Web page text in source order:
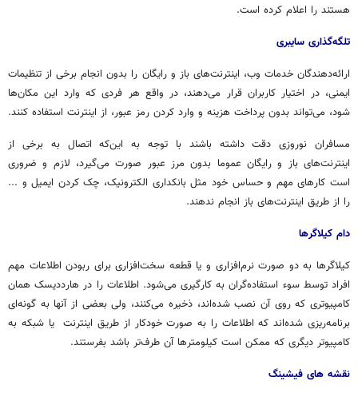
هستند را اعلام کرده است.
تلگه‌گذاری سایبری
ارائه‌دهندگان خدمات وب، اینترنت‌های باز و رایگان را بدون انجام برخی از تنظیمات
ایمنی، در اختیار کاربران قرار می‌دهند، در واقع هر فردی که وارد این مکان‌ها
شود، می‌تواند بدون پرداخت هزینه و وارد کردن رمز عبور، از اینترنت استفاده کنند.
مسافران نوروزی دقت داشته باشند با توجه به این‌که اتصال به برخی از
اینترنت‌های باز و رایگان عموما بدون مرز عبور صورت می‌گیرد، لازم و ضروری
است کارهای مهم و حساس خود مثل بانکداری الکترونیک، چک کردن ایمیل و ...
را از طریق اینترنت‌های باز انجام ندهند.
دام کیلاگرها
کیلاگرها به دو صورت نرم‌افزاری و یا قطعه سخت‌افزاری برای ربودن اطلاعات مهم
افراد توسط سوء استفاده‌گران به کارگیری می‌شود. اطلاعات را در هارددیسک همان
کامپیوتری که روی آن نصب شده‌اند، ذخیره می‌کنند، ولی بعضی از آنها به گونه‌ای
برنامه‌ریزی شده‌اند که اطلاعات را به صورت خودکار از طریق اینترنت یا شبکه به
کامپیوتر دیگری که ممکن است کیلومترها آن طرف‌تر باشد بفرستند.
نقشه های فیشینگ